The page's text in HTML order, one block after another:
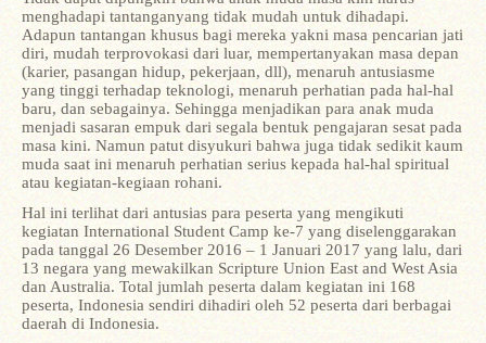
menghadapi tantanganyang tidak mudah untuk dihadapi.
Adapun tantangan khusus bagi mereka yakni masa pencarian jati
diri, mudah terprovokasi dari luar, mempertanyakan masa depan
(karier, pasangan hidup, pekerjaan, dll), menaruh antusiasme
yang tinggi terhadap teknologi, menaruh perhatian pada hal-hal
baru, dan sebagainya. Sehingga menjadikan para anak muda
menjadi sasaran empuk dari segala bentuk pengajaran sesat pada
masa kini. Namun patut disyukuri bahwa juga tidak sedikit kaum
muda saat ini menaruh perhatian serius kepada hal-hal spiritual
atau kegiatan-kegiaan rohani.
Hal ini terlihat dari antusias para peserta yang mengikuti
kegiatan International Student Camp ke-7 yang diselenggarakan
pada tanggal 26 Desember 2016 – 1 Januari 2017 yang lalu, dari
13 negara yang mewakilkan Scripture Union East and West Asia
dan Australia. Total jumlah peserta dalam kegiatan ini 168
peserta, Indonesia sendiri dihadiri oleh 52 peserta dari berbagai
daerah di Indonesia.